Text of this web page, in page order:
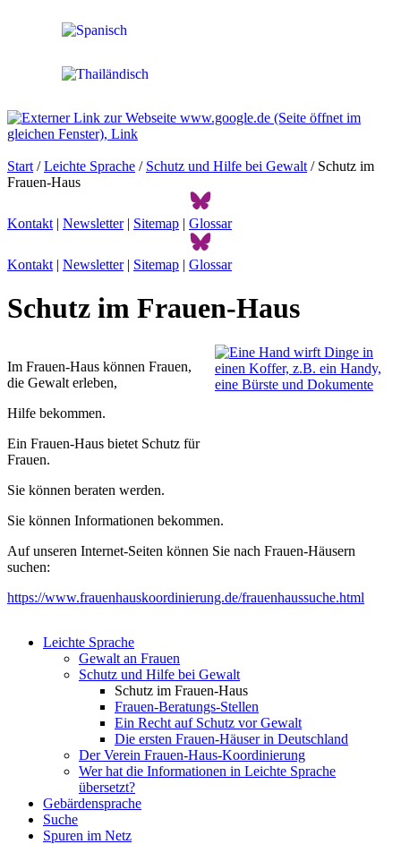
Start /Leichte Sprache / Schutz und Hilfe bei Gewalt / Schutz im
Frauen-Haus
Kontakt | Newsletter| Sitemap | Glossar
Kontakt | Newsletter| Sitemap | Glossar
Schutz im Frauen-Haus
Im Frauen-Haus können Frauen,
die Gewalt erleben,
Hilfe bekommen.
Ein Frauen-Haus bietet Schutz für
Frauen.
Sie können beraten werden.
Sie können Informationen bekommen.
Auf unseren Internet-Seiten können Sie nach Frauen-Häusern
suchen:
https://www.frauenhauskoordinierung.de/frauenhaussuche.html
Leichte Sprache
Gewalt an Frauen
Schutz und Hilfe bei Gewalt
Schutz im Frauen-Haus
Frauen-Beratungs-Stellen
Ein Recht auf Schutz vor Gewalt
Die ersten Frauen-Häuser in Deutschland
Der Verein Frauen-Haus-Koordinierung
Wer hat die Informationen in Leichte Sprache
übersetzt?
Gebärdensprache
Suche
Spuren im Netz